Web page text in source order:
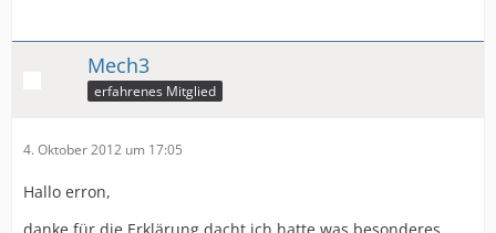
Mech3
erfahrenes Mitglied
4. Oktober 2012 um 17:05
Hallo erron,